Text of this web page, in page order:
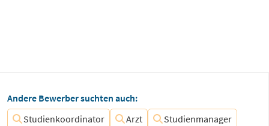
Andere Bewerber suchten auch:
Studienkoordinator
Arzt
Studienmanager